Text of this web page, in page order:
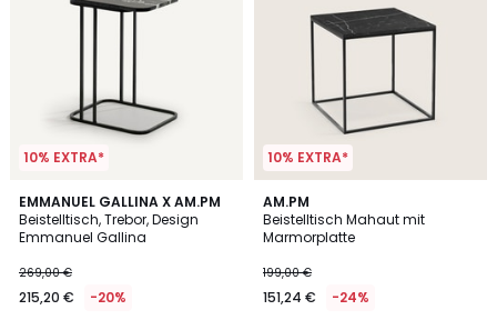
10% EXTRA*
EMMANUEL GALLINA X AM.PM
Beistelltisch, Trebor, Design
Emmanuel Gallina
269,00 €
215,20 € -20%
4,3
/ 5
10% EXTRA*
AM.PM
Beistelltisch Mahaut mit
Marmorplatte
199,00 €
151,24 € -24%
4,5
/ 5